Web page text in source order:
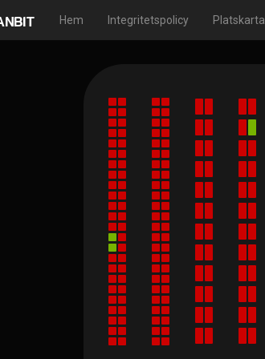
Hem Integritetspolicy Platskarta